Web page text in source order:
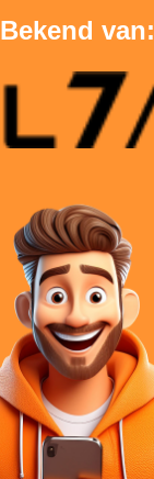
Bekend van: